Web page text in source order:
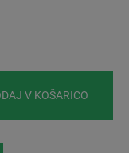
V KOŠARICO